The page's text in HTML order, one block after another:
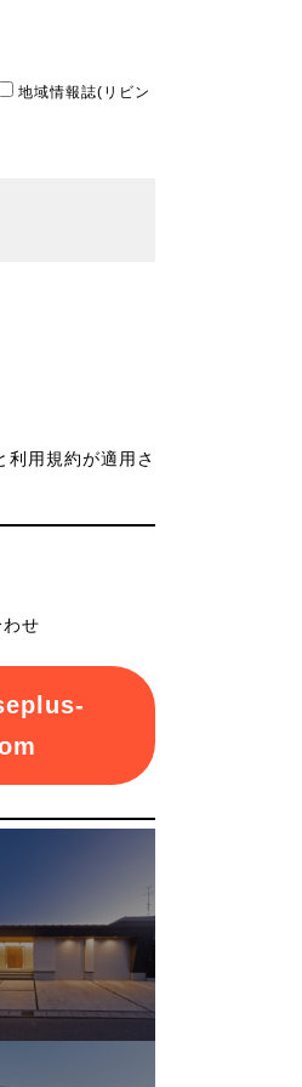
地域情報誌(リビン
利用規約が適用さ
せ